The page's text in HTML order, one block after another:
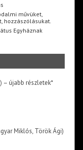
művüket,
hozzászólásukat.
Egyháznak
– újabb részletek*
Miklós, Török Ági)